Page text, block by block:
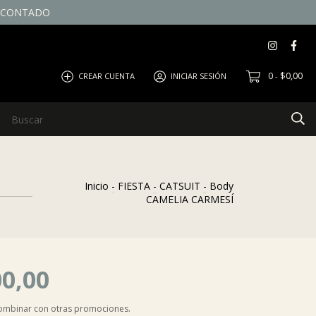
CREAR CUENTA INICIAR SESIÓN 0 - $0,00
Inicio - FIESTA - CATSUIT - Body
CAMELIA CARMESÍ
con otras promociones.